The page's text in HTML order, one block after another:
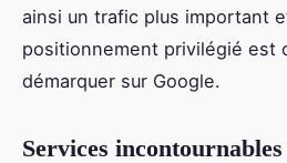
ainsi un trafic plus important
positionnement privilégié est
démarquer sur Google.
Services